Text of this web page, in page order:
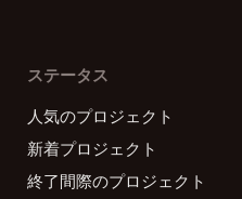
ステータス
人気のプロジェクト
新着プロジェクト
終了間際のプロジェクト